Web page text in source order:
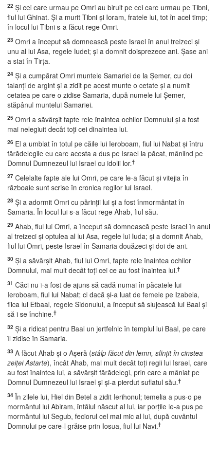
22 Şi cei care urmau pe Omri au biruit pe cei care urmau pe Tibni,
fiul lui Ghinat. Şi a murit Tibni şi Ioram, fratele lui, tot în acel timp;
în locul lui Tibni s-a făcut rege Omri.
23 Omri a început să domnească peste Israel în anul treizeci şi
unu al lui Asa, regele Iudei; şi a domnit doisprezece ani. Şase ani
a stat în Tirţa.
24 Şi a cumpărat Omri muntele Samariei de la Şemer, cu doi
talanţi de argint şi a zidit pe acest munte o cetate şi a numit
cetatea pe care o zidise Samaria, după numele lui Şemer,
stăpânul muntelui Samariei.
25 Omri a săvârşit fapte rele înaintea ochilor Domnului şi a fost
mai nelegiuit decât toţi cei dinaintea lui.
26 El a umblat în totul pe căile lui Ieroboam, fiul lui Nabat şi întru
fărădelegile eu care acesta a dus pe Israel la păcat, mâniind pe
Domnul Dumnezeul lui Israel cu idolii lor.†
27 Celelalte fapte ale lui Omri, pe care le-a făcut şi vitejia în
războaie sunt scrise în cronica regilor lui Israel.
28 Şi a adormit Omri cu părinţii lui şi a fost înmormântat în
Samaria. În locul lui s-a făcut rege Ahab, fiul său.
29 Ahab, fiul lui Omri, a început să domnească peste Israel în anul
al treizeci şi optulea al lui Asa, regele lui Iuda; şi a domnit Ahab,
fiul lui Omri, peste Israel în Samaria douăzeci şi doi de ani.
30 Şi a săvârşit Ahab, fiul lui Omri, fapte rele înaintea ochilor
Domnului, mai mult decât toţi cei ce au fost înaintea lui.†
31 Căci nu i-a fost de ajuns să cadă numai în păcatele lui
Ieroboam, fiul lui Nabat; ci dacă şi-a luat de femeie pe Izabela,
fiica lui Etbaal, regele Sidonului, a început să slujească lui Baal şi
să i se închine.†
32 Şi a ridicat pentru Baal un jertfelnic în templul lui Baal, pe care
îl zidise în Samaria.
33 A făcut Ahab şi o Aşeră (stâlp făcut din lemn, sfinţit în cinstea
zeiţei Astarte), încât Ahab, mai mult decât toţi regii lui Israel, care
au fost înaintea lui, a săvârşit fărădelegi, prin care a mâniat pe
Domnul Dumnezeul lui Israel şi şi-a pierdut suflatul său.†
34 În zilele lui, Hiel din Betel a zidit Ierihonul; temelia a pus-o pe
mormântul lui Abiram, întâiul născut al lui, iar porţile le-a pus pe
mormântul lui Segub, feciorul cel mai mic al lui, după cuvântul
Domnului pe care-l grăise prin Iosua, fiul lui Navi.†